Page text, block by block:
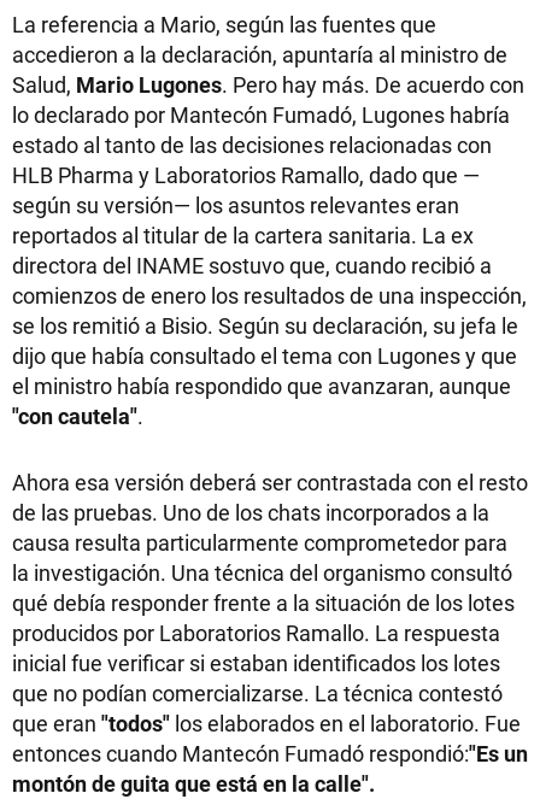
La referencia a Mario, según las fuentes que
accedieron a la declaración, apuntaría al ministro de
Salud, Mario Lugones. Pero hay más. De acuerdo con
lo declarado por Mantecón Fumadó, Lugones habría
estado al tanto de las decisiones relacionadas con
HLB Pharma y Laboratorios Ramallo, dado que —
según su versión— los asuntos relevantes eran
reportados al titular de la cartera sanitaria. La ex
directora del INAME sostuvo que, cuando recibió a
comienzos de enero los resultados de una inspección,
se los remitió a Bisio. Según su declaración, su jefa le
dijo que había consultado el tema con Lugones y que
el ministro había respondido que avanzaran, aunque
"con cautela".
Ahora esa versión deberá ser contrastada con el resto
de las pruebas. Uno de los chats incorporados a la
causa resulta particularmente comprometedor para
la investigación. Una técnica del organismo consultó
qué debía responder frente a la situación de los lotes
producidos por Laboratorios Ramallo. La respuesta
inicial fue verificar si estaban identificados los lotes
que no podían comercializarse. La técnica contestó
que eran "todos" los elaborados en el laboratorio. Fue
entonces cuando Mantecón Fumadó respondió:"Es un
montón de guita que está en la calle".